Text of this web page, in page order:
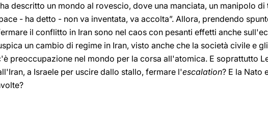
descritto un mondo al rovescio, dove una manciata, un manipolo
- ha detto - non va inventata, va accolta”. Allora, prendendo
il conflitto in Iran sono nel caos con pesanti effetti anche
un cambio di regime in Iran, visto anche che la società civile e
preoccupazione nel mondo per la corsa all'atomica. E soprattutto
a Israele per uscire dallo stallo, fermare l'escalation? E la Nato